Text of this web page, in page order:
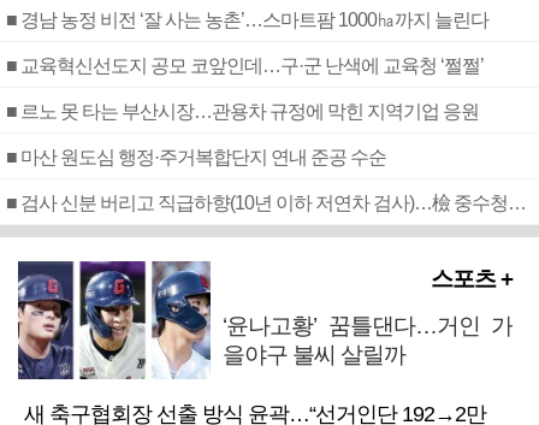
■ 경남 농정 비전 ‘잘 사는 농촌’…스마트팜 1000㏊까지 늘린다
■ 교육혁신선도지 공모 코앞인데…구·군 난색에 교육청 ‘쩔쩔’
■ 르노 못 타는 부산시장…관용차 규정에 막힌 지역기업 응원
■ 마산 원도심 행정·주거복합단지 연내 준공 수순
■ 검사 신분 버리고 직급하향(10년 이하 저연차 검사)…檢 중수청행 기피
스포츠 +
‘윤나고황’ 꿈틀댄다…거인 가
을야구 불씨 살릴까
새 축구협회장 선출 방식 윤곽…“선거인단 192→2만